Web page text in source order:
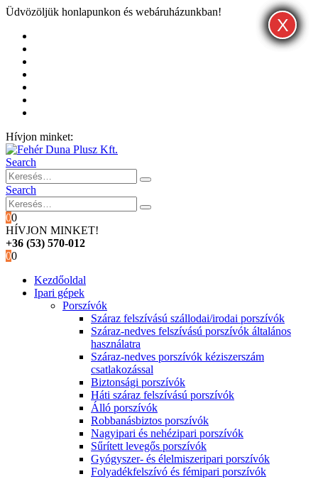
Üdvözöljük honlapunkon és webáruházunkban!
Hívjon minket:
Search
Search
00
HÍVJON MINKET!
+36 (53) 570-012
00
Kezdőoldal
Ipari gépek
Porszívók
Száraz felszívású szállodai/irodai porszívók
Száraz-nedves felszívású porszívók általános
használatra
Száraz-nedves porszívók kéziszerszám
csatlakozással
Biztonsági porszívók
Háti száraz felszívású porszívók
Álló porszívók
Robbanásbiztos porszívók
Nagyipari és nehézipari porszívók
Sűrített levegős porszívók
Gyógyszer- és élelmiszeripari porszívók
Folyadékfelszívó és fémipari porszívók
X
X
X